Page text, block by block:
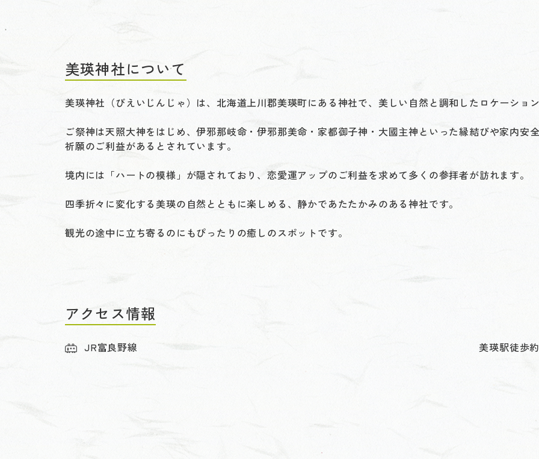
美瑛神社について
美瑛神社（びえいじんじゃ）は、北海道上川郡美瑛町にある神社で、美しい自然と調和したロケーショ
ご祭神は天照大神をはじめ、伊邪那岐命・伊邪那美命・家都御子神・大國主神といった縁結びや家内安
祈願のご利益があるとされています。
境内には「ハートの模様」が隠されており、恋愛運アップのご利益を求めて多くの参拝者が訪れます。
四季折々に変化する美瑛の自然とともに楽しめる、静かであたたかみのある神社です。
観光の途中に立ち寄るのにもぴったりの癒しのスポットです。
アクセス情報
JR富良野線 美瑛駅徒歩